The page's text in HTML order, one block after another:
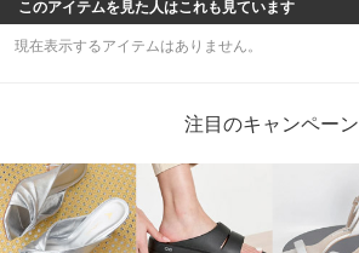
このアイテムを見た人はこれも見ています
現在表示するアイテムはありません。
注目のキャンペーン